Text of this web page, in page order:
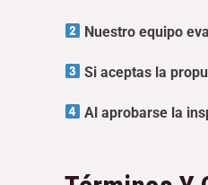
Nuestro equipo
Si aceptas la
Al aprobarse la